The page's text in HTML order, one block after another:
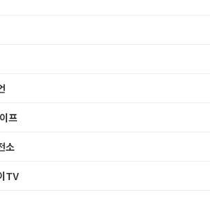
프
소
TV